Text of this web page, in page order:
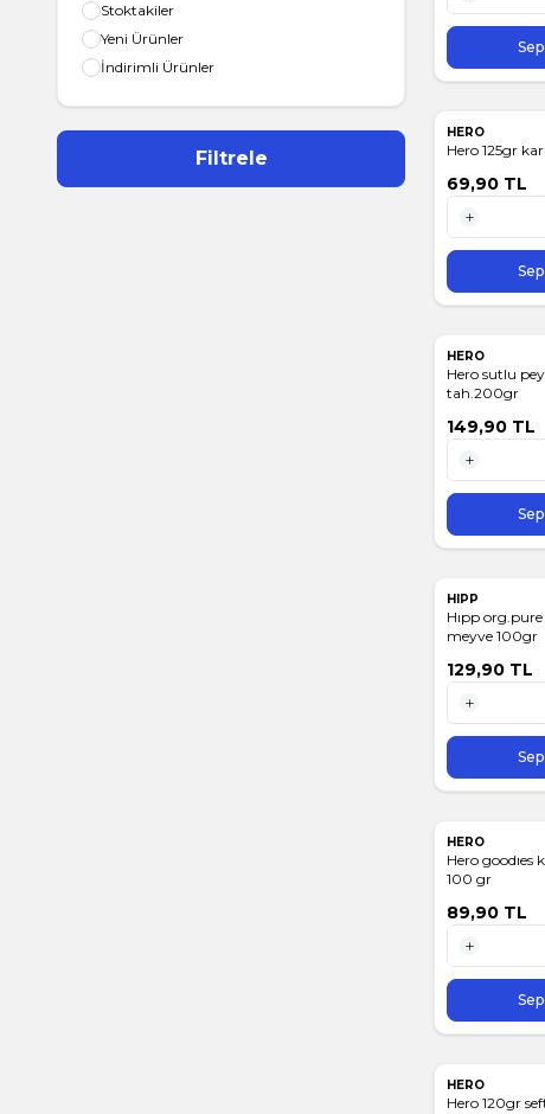
Stoktakiler
Yeni Ürünler
İndirimli Ürünler
Filtrele
1 Adet
HERO
Hero 125gr
69,90 TL
1 Adet
HERO
Hero sutlu
tah.200gr
149,90 TL
1 Adet
HIPP
Hıpp org.pure
meyve 100gr
129,90 TL
1 Adet
HERO
Hero goodıes
100 gr
89,90 TL
1 Adet
HERO
Hero 120gr